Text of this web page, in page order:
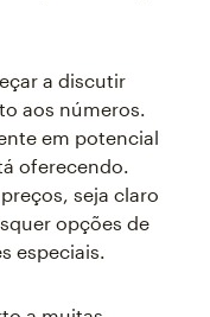
a discutir
aos números.
em potencial
oferecendo.
seja claro
opções de
especiais.